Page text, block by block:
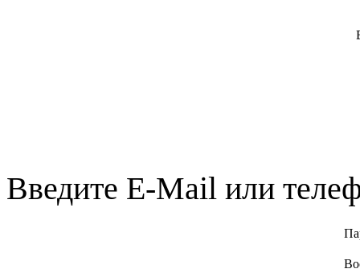
Введите E-Mail или